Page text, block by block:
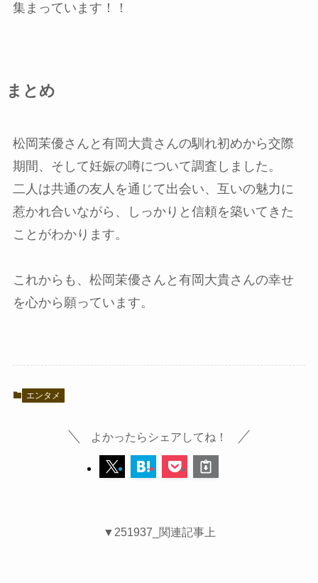
集まっています！！
まとめ
松岡茉優さんと有岡大貴さんの馴れ初めから交際
期間、そして妊娠の噂について調査しました。
二人は共通の友人を通じて出会い、互いの魅力に
惹かれ合いながら、しっかりと信頼を築いてきた
ことがわかります。
これからも、松岡茉優さんと有岡大貴さんの幸せ
を心から願っています。
エンタメ
よかったらシェアしてね！
▼251937_関連記事上